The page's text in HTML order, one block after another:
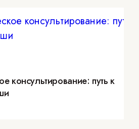
консультирование: путь к